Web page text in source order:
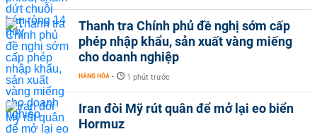
Thanh tra Chính phủ đề nghị sớm cấp
phép nhập khẩu, sản xuất vàng miếng
cho doanh nghiệp
HÀNG HÓA - 1 phút trước
Iran đòi Mỹ rút quân để mở lại eo biển
Hormuz